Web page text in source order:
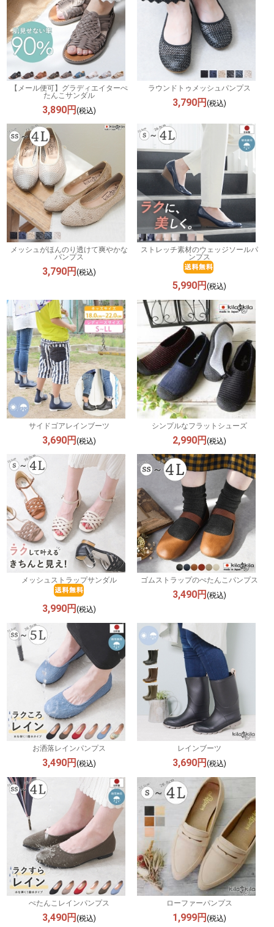
【メール便可】グラディエイターぺ
たんこサンダル
3,890円(税込)
ラウンドトゥメッシュパンプス
3,790円 (税込)
メッシュがほんのり透けて爽やかな
パンプス
3,790円(税込)
ストレッチ素材のウェッジソールパ
ンプス
5,990円 (税込)
サイドゴアレインブーツ
3,690円(税込)
シンプルなフラットシューズ
2,990円 (税込)
メッシュストラップサンダル
3,990円(税込)
ゴムストラップのぺたんこパンプス
3,490円 (税込)
お洒落レインパンプス
3,490円(税込)
レインブーツ
3,690円 (税込)
ぺたんこレインパンプス
3,490円(税込)
ローファーパンプス
1,999円 (税込)